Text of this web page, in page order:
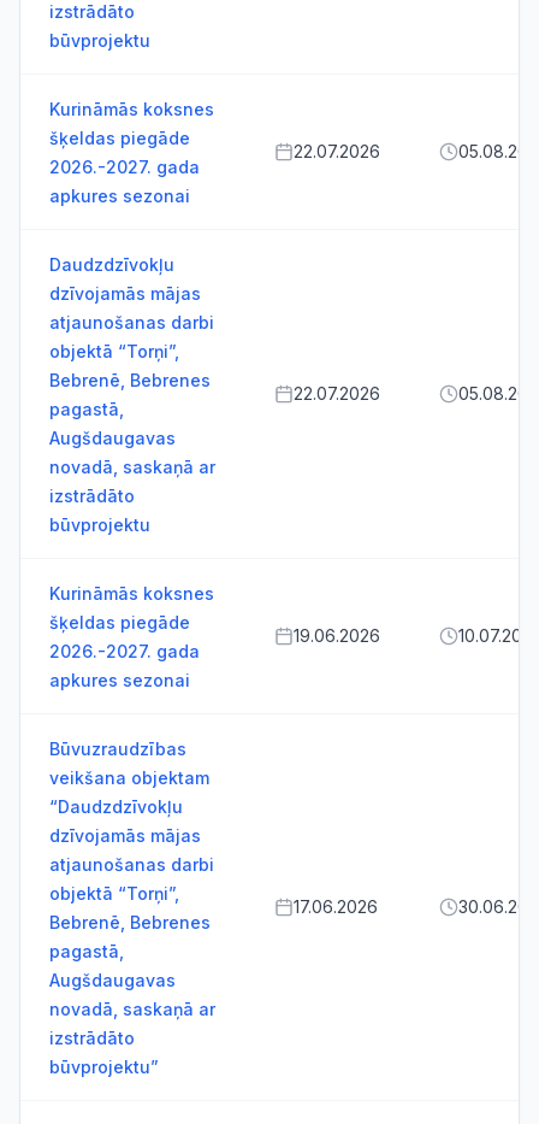
izstrādāto
būvprojektu
Kurināmās koksnes
šķeldas piegāde
2026.-2027. gada
apkures sezonai
22.07.2026
Daudzdzīvokļu
dzīvojamās mājas
atjaunošanas darbi
objektā “Torņi”,
Bebrenē, Bebrenes
pagastā,
Augšdaugavas
novadā, saskaņā ar
izstrādāto
būvprojektu
22.07.2026
Kurināmās koksnes
šķeldas piegāde
2026.-2027. gada
apkures sezonai
19.06.2026
Būvuzraudzības
veikšana objektam
“Daudzdzīvokļu
dzīvojamās mājas
atjaunošanas darbi
objektā “Torņi”,
Bebrenē, Bebrenes
pagastā,
Augšdaugavas
novadā, saskaņā ar
izstrādāto
būvprojektu”
17.06.2026